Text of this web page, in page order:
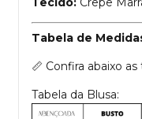
Tabela de
📏 Confira abaixo
Tabela da Blusa: